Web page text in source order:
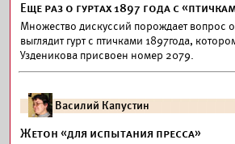
Еще раз о гуртах 1897 года с
Множество дискуссий порождает вопрос
выглядит гурт с птичками 1897года,
Узденикова присвоен номер 2079.
Василий Капустин
Жетон «для испытания пресса»